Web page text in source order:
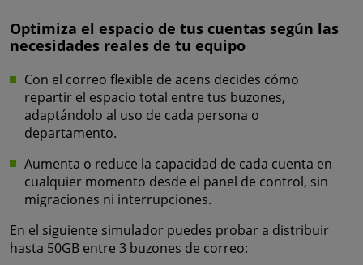
Optimiza el espacio de tus cuentas según las
necesidades reales de tu equipo
Con el correo flexible de acens decides cómo
repartir el espacio total entre tus buzones,
adaptándolo al uso de cada persona o
departamento.
Aumenta o reduce la capacidad de cada cuenta en
cualquier momento desde el panel de control, sin
migraciones ni interrupciones.
En el siguiente simulador puedes probar a distribuir
hasta 50GB entre 3 buzones de correo: